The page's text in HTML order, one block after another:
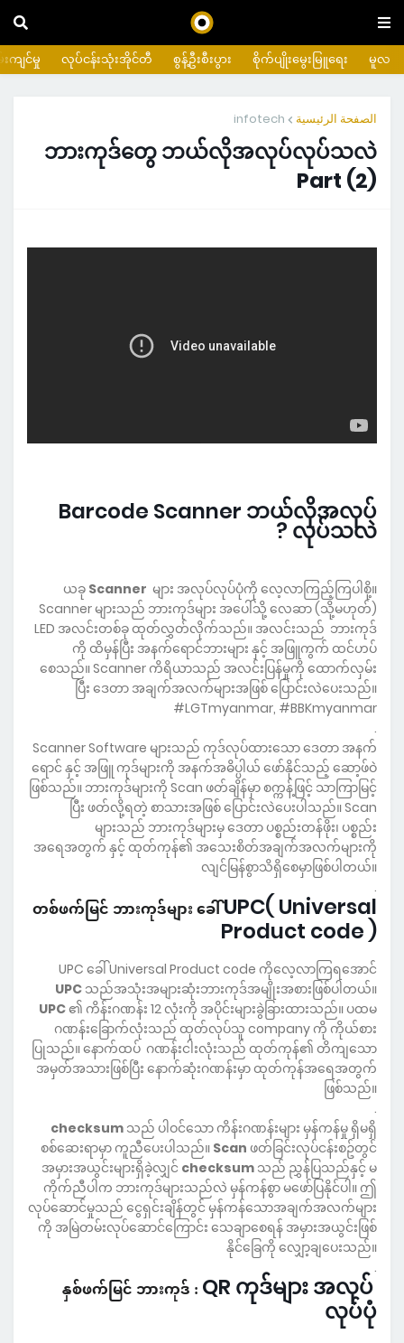
မူလ
စိုက်ပျိုးမွေးမြူရေး
စွန့်ဦးစီးပွား
လုပ်ငန်းသုံးအိုင်တီ
ကျင်မှု
الصفحة الرئيسية infotech
ဘားကုဒ်တွေ ဘယ်လိုအလုပ်လုပ်သလဲ
Part (2)
Barcode Scanner ဘယ်လိုအလုပ်
လုပ်သလဲ ?
ယခု Scanner များ အလုပ်လုပ်ပုံကို လေ့လာကြည့်ကြပါစို့။
Scanner များသည် ဘားကုဒ်များ အပေါ်သို့ လေဆာ (သို့မဟုတ်)
LED အလင်းတစ်ခု ထုတ်လွှတ်လိုက်သည်။ အလင်းသည် ဘားကုဒ်
ကို ထိမှန်ပြီး အနက်ရောင်ဘားများ နှင့် အဖြူကွက် ထင်ဟပ်
စေသည်။ Scanner ကိရိယာသည် အလင်းပြန်မှုကို ထောက်လှမ်း
ပြီး ဒေတာ အချက်အလက်များအဖြစ် ပြောင်းလဲပေးသည်။
#LGTmyanmar, #BBKmyanmar
.
Scanner Software များသည် ကုဒ်လုပ်ထားသော ဒေတာ အနက်
ရောင် နှင့် အဖြူ ကုဒ်များကို အနက်အဓိပ္ပါယ် ဖော်နိုင်သည့် ဆော့ဖ်ဝဲ
ဖြစ်သည်။ ဘားကုဒ်များကို Scan ဖတ်ချိန်မှာ စက္ကန့်ဖြင့် သာကြာမြင့်
ပြီး ဖတ်လို့ရတဲ့ စာသားအဖြစ် ပြောင်းလဲပေးပါသည်။ Scan
များသည် ဘားကုဒ်များမှ ဒေတာ ပစ္စည်းတန်ဖိုး၊ ပစ္စည်း
အရေအတွက် နှင့် ထုတ်ကုန်၏ အသေးစိတ်အချက်အလက်များကို
လျင်မြန်စွာသိရှိစေမှာဖြစ်ပါတယ်။
.
တစ်ဖက်မြင် ဘားကုဒ်များ ခေါ်UPC( Universal
Product code )
UPC ခေါ် Universal Product code ကိုလေ့လာကြရအောင်
UPC သည်အသုံးအများဆုံးဘားကုဒ်အမျိုးအစားဖြစ်ပါတယ်။
UPC၏ ကိန်းဂဏန်း 12 လုံးကို အပိုင်းများခွဲခြားထားသည်။ ပထမ
ဂဏန်းခြောက်လုံးသည် ထုတ်လုပ်သူ company ကို ကိုယ်စား
ပြုသည်။ နောက်ထပ် ဂဏန်းငါးလုံးသည် ထုတ်ကုန်၏ တိကျသော
အမှတ်အသားဖြစ်ပြီး နောက်ဆုံးဂဏန်းမှာ ထုတ်ကုန်အရေအတွက်
ဖြစ်သည်။
.
checksum သည် ပါဝင်သော ကိန်းဂဏန်းများ မှန်ကန်မှု ရှိမရှိ
စစ်ဆေးရာမှာ ကူညီပေးပါသည်။ Scan ဖတ်ခြင်းလုပ်ငန်းစဥ်တွင်
အမှားအယွင်းများရှိခဲ့လျှင် checksum သည် ညွှန်ပြသည်နှင့် မ
ကိုက်ညီပါက ဘားကုဒ်များသည်လဲ မှန်ကန်စွာ မဖော်ပြနိုင်ပါ။ ဤ
လုပ်ဆောင်မှုသည် ငွေရှင်းချိန်တွင် မှန်ကန်သောအချက်အလက်များ
ကို အမြဲတမ်းလုပ်ဆောင်ကြောင်း သေချာစေရန် အမှားအယွင်းဖြစ်
နိုင်ခြေကို လျှော့ချပေးသည်။
.
နှစ်ဖက်မြင် ဘားကုဒ် :QR ကုဒ်များ အလုပ်
လုပ်ပုံ